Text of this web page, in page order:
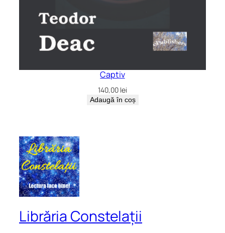
Captiv
140,00 lei
Adaugă în coș
Librăria Constelații